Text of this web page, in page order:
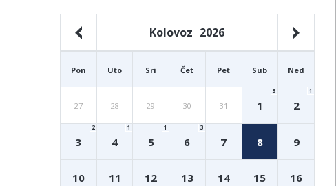
Kolovoz 2026
Pon Uto Sri Čet Pet Sub Ned
27 28 29 30 31 1
3
2
1
3
2
4
1
5
1
6
3
7 8 9
10 11 12 13 14 15 16